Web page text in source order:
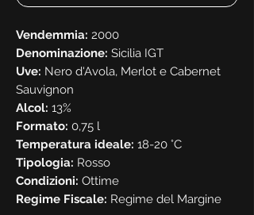
Vendemmia: 2000
Denominazione: Sicilia IGT
Uve: Nero d'Avola, Merlot e Cabernet
Sauvignon
Alcol: 13%
Formato: 0,75 l
Temperatura ideale: 18-20 °C
Tipologia: Rosso
Condizioni: Ottime
Regime Fiscale: Regime del Margine